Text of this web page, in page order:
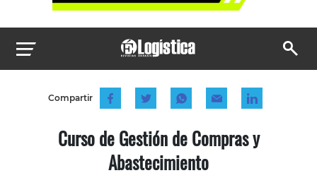
Compartir
Curso de Gestión de Compras y
Abastecimiento